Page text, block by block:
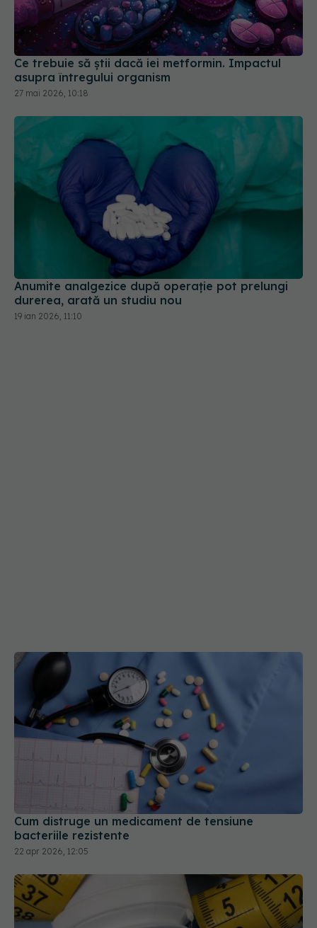
Ce trebuie să știi dacă iei metformin. Impactul
asupra întregului organism
27 mai 2026, 10:18
Anumite analgezice după operație pot prelungi
durerea, arată un studiu nou
Cum distruge un medicament de tensiune
bacteriile rezistente